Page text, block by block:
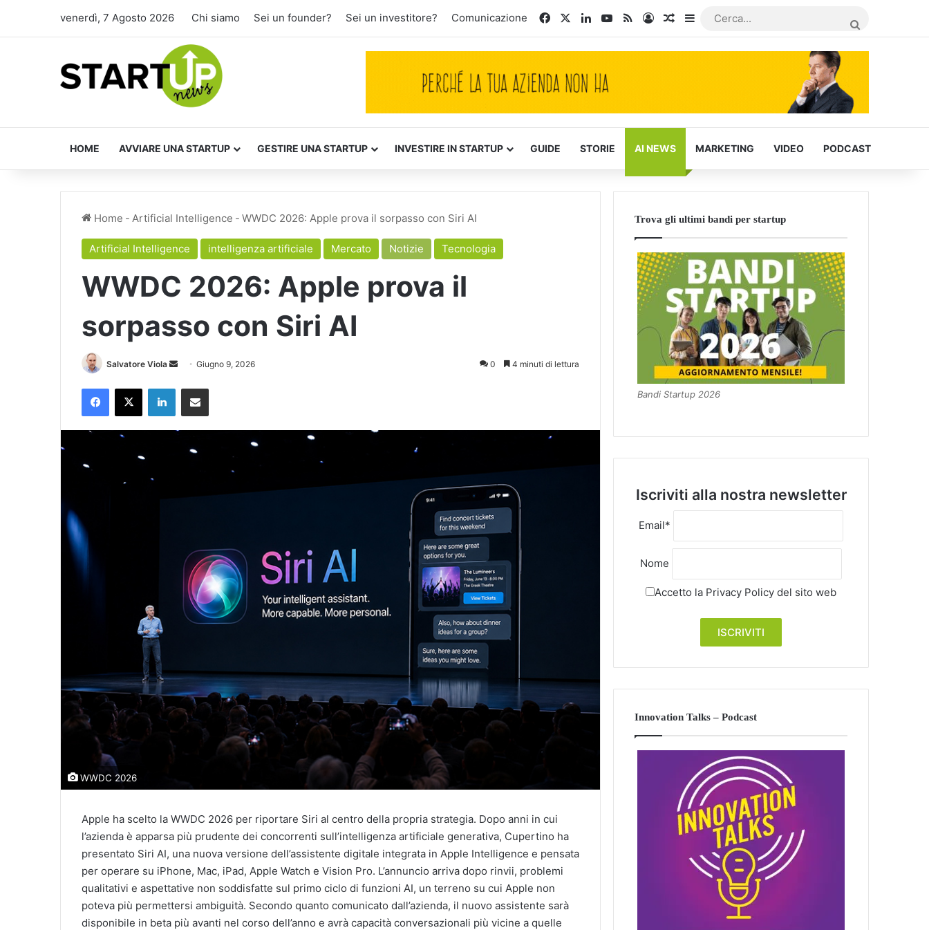
venerdì, 7 Agosto 2026 Chi siamo Sei un founder? Sei un investitore? Comunicazione FacebookLinkedInYou Tube
RSSAccediArticoli Casuali
Barra laterale
HOME AVVIARE UNA STARTUP GESTIRE UNA STARTUP INVESTIRE IN STARTUP GUIDE STORIE AI NEWS MARKETING VIDEO PODCAST
Home - Artificial Intelligence - WWDC 2026: Apple prova il sorpasso con Siri AI
Artificial Intelligence intelligenza artificiale Mercato Notizie Tecnologia
WWDC 2026: Apple prova il
sorpasso con Siri AI
Salvatore Viola
Invia Giugno 9, 2026 0 4 minuti di lettura
Facebook
X LinkedInCondividi via Email
WWDC 2026
Apple ha scelto la WWDC 2026 per riportare Siri al centro della propria strategia. Dopo anni in cui
l’azienda è apparsa più prudente dei concorrenti sull’intelligenza artificiale generativa, Cupertino ha
presentato Siri AI, una nuova versione dell’assistente digitale integrata in Apple Intelligence e pensata
per operare su iPhone, Mac, iPad, Apple Watch e Vision Pro. L’annuncio arriva dopo rinvii, problemi
qualitativi e aspettative non soddisfatte sul primo ciclo di funzioni AI, un terreno su cui Apple non
poteva più permettersi ambiguità. Secondo quanto comunicato dall’azienda, il nuovo assistente sarà
disponibile in beta più avanti nel corso dell’anno e avrà capacità conversazionali più vicine a quelle
Trova gli ultimi bandi per startup
Bandi Startup 2026
Iscriviti alla nostra newsletter
Email*
Nome
Accetto la Privacy Policy del sito web
Innovation Talks – Podcast